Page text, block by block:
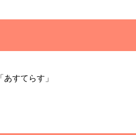
すてらす」